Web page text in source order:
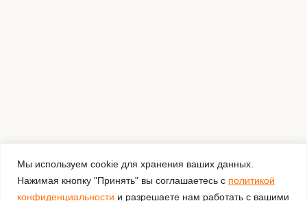
Мы используем cookie для хранения ваших данных.
Нажимая кнопку "Принять" вы соглашаетесь с политикой
конфиденциальности и разрешаете нам работать с вашими